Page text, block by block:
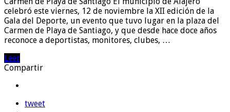
celebró este viernes, 12 de noviembre la XII edición de la
Gala del Deporte, un evento que tuvo lugar en la plaza del
Carmen de Playa de Santiago, y que desde hace doce años
reconoce a deportistas, monitores, clubes, …
Leer
Compartir
tweet